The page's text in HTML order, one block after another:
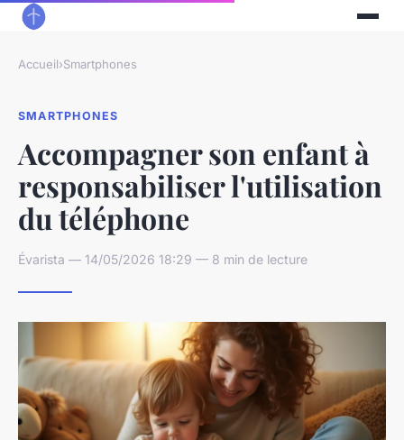
Accueil›Smartphones
SMARTPHONES
Accompagner son enfant à
responsabiliser l'utilisation
du téléphone
Évarista — 14/05/2026 18:29 — 8 min de lecture